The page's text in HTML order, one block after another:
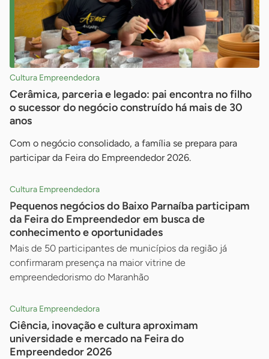
Cultura Empreendedora
Cerâmica, parceria e legado: pai encontra no filho
o sucessor do negócio construído há mais de 30
anos
Com o negócio consolidado, a família se prepara para
participar da Feira do Empreendedor 2026.
Cultura Empreendedora
Pequenos negócios do Baixo Parnaíba participam
da Feira do Empreendedor em busca de
conhecimento e oportunidades
Mais de 50 participantes de municípios da região já
confirmaram presença na maior vitrine de
empreendedorismo do Maranhão
Cultura Empreendedora
Ciência, inovação e cultura aproximam
universidade e mercado na Feira do
Empreendedor 2026